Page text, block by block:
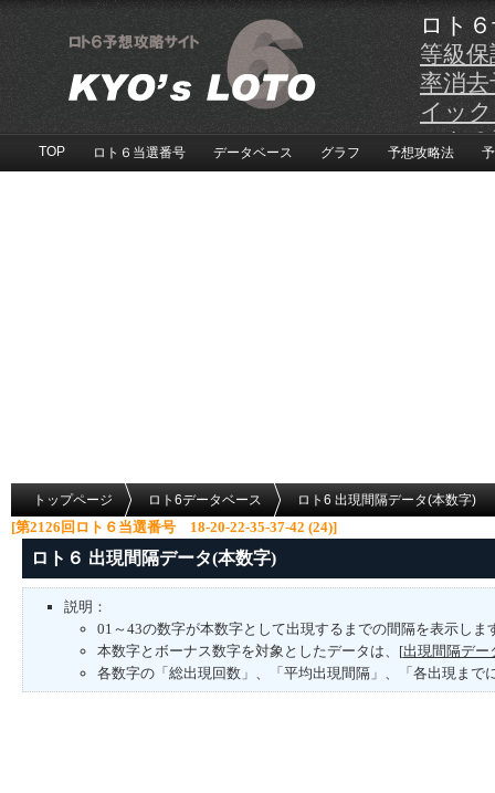
ロト
等級
率消去
イッ
ロト６
ータ
TOP ロト６当選番号 データベース グラフ 予想攻略法
トップページ ロト6データベース ロト6 出現間隔データ(本数字)
[第2126回ロト６当選番号 18-20-22-35-37-42 (24)]
ロト６ 出現間隔データ(本数字)
説明：
01～43の数字が本数字として出現するまでの間隔を表示しま
本数字とボーナス数字を対象としたデータは、[出現間隔デー
各数字の「総出現回数」、「平均出現間隔」、「各出現まで